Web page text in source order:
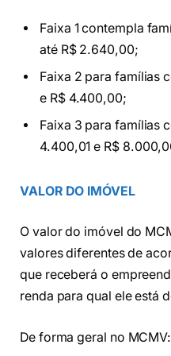
Faixa 1 contempla
até R$ 2.640,00;
Faixa 2 para famílias
e R$ 4.400,00;
Faixa 3 para famílias
4.400,01 e R$
VALOR DO IMÓVEL
O valor do imóvel do
valores diferentes de
que receberá o
renda para qual ele está
De forma geral no MCMV: